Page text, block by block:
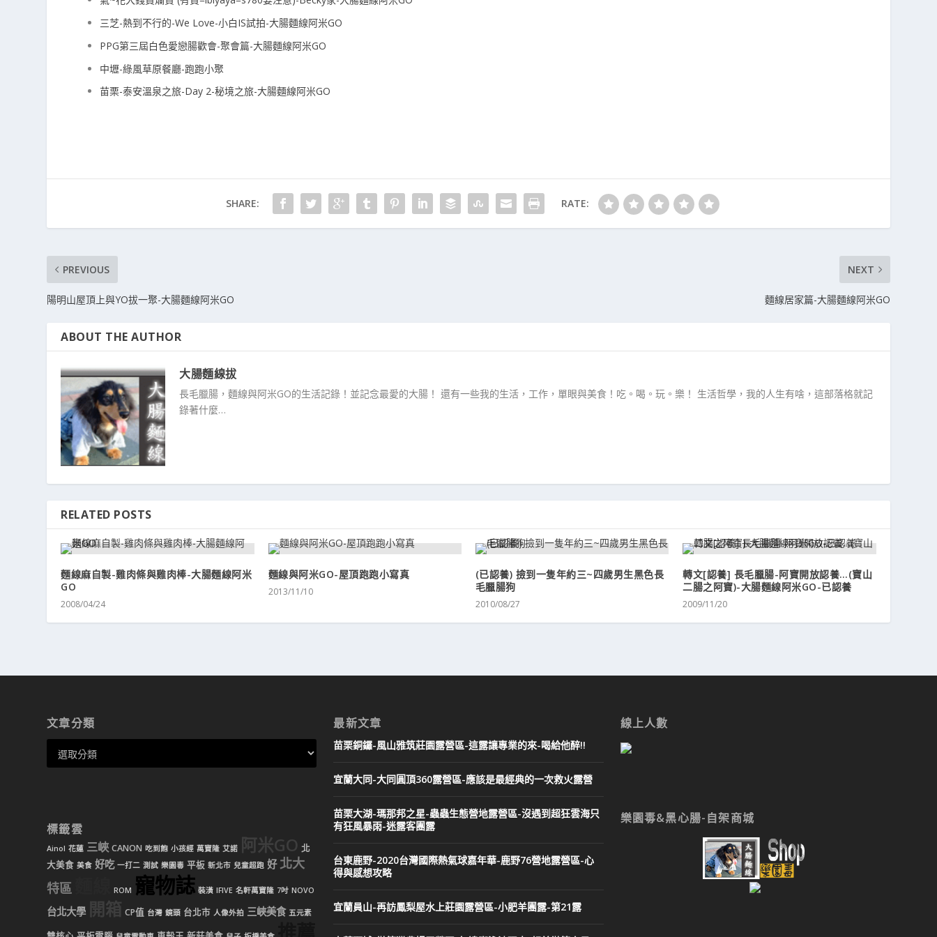
三芝-熱到不行的-We Love-小白IS試拍-大腸麵線阿米GO
PPG第三屆白色愛戀腸歡會-聚會篇-大腸麵線阿米GO
中壢-綠風草原餐廳-跑跑小聚
苗栗-泰安溫泉之旅-Day 2-秘境之旅-大腸麵線阿米GO
SHARE: RATE:
PREVIOUS
陽明山屋頂上與YO拔一聚-大腸麵線阿米GO
NEXT
麵線居家篇-大腸麵線阿米GO
ABOUT THE AUTHOR
大腸麵線拔
長毛臘腸，麵線與阿米GO的生活記錄！並記念最愛的大腸！ 還有一些我的生活，工作，單眼與美食！吃。喝。玩。樂！ 生活哲學，我的人生有啥，這部落格就記
錄著什麼…
RELATED POSTS
麵線麻自製-雞肉條與雞肉棒-大腸麵線阿米
GO
2008/04/24
麵線與阿米GO-屋頂跑跑小寫真
2013/11/10
(已認養) 撿到一隻年約三~四歲男生黑色長
毛臘腸狗
2010/08/27
轉文[認養] 長毛臘腸-阿寶開放認養…(寶山
二腸之阿寶)-大腸麵線阿米GO-已認養
2009/11/20
文章分類
標籤雲
Ainol 花蓮 三峽 CANON 吃到飽 小孩經 萬寶隆 艾諾 阿米GO 北
大美食 美食 好吃 一打二 測試 樂園毒 平板 新北市 兒童超跑 好 北大
特區
ROM 寵物誌 裝潢 IFIVE 名軒萬寶隆 7吋 NOVO
台北大學 開箱 CP值 台灣 鏡頭 台北市 人像外拍 三峽美食 五元素
最新文章
苗栗銅鑼-風山雅筑莊園露營區-這露讓專業的來-喝給他醉!!
宜蘭大同-大同圓頂360露營區-應該是最經典的一次救火露營
苗栗大湖-瑪那邦之星-蟲蟲生態營地露營區-沒遇到超狂雲海只
有狂風暴雨-迷露客團露
台東鹿野-2020台灣國際熱氣球嘉年華-鹿野76營地露營區-心
得與感想攻略
宜蘭員山-再訪鳳梨屋水上莊園露營區-小肥羊團露-第21露
線上人數
樂園毒&黑心腸-自架商城